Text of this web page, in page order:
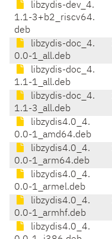
libzydis-dev_4.
1.1-3+b2_riscv64.
deb
libzydis-doc_4.
0.0-1_all.deb
libzydis-doc_4.
1.1-1_all.deb
libzydis-doc_4.
1.1-3_all.deb
libzydis4.0_4.
0.0-1_amd64.deb
libzydis4.0_4.
0.0-1_arm64.deb
libzydis4.0_4.
0.0-1_armel.deb
libzydis4.0_4.
0.0-1_armhf.deb
libzydis4.0_4.